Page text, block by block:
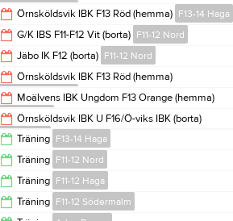
F11-12 Södermalm
Örnsköldsvik IBK F13 Röd (hemma) F13-14 Haga
G/K IBS F11-F12 Vit (borta) F11-12 Nord
Jäbo IK F12 (borta) F11-12 Nord
Örnsköldsvik IBK F13 Röd (hemma)
F11-12 Södermalm
Moälvens IBK Ungdom F13 Orange (hemma)
F13-14 Haga
Örnsköldsvik IBK U F16/Ö-viks IBK (borta)
F11-12 Nord
Träning F13-14 Haga
Träning F11-12 Nord
Träning F11-12 Haga
Träning F11-12 Södermalm